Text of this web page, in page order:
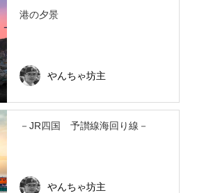
港の夕景
やんちゃ坊主
－JR四国 予讃線海回り線－
やんちゃ坊主